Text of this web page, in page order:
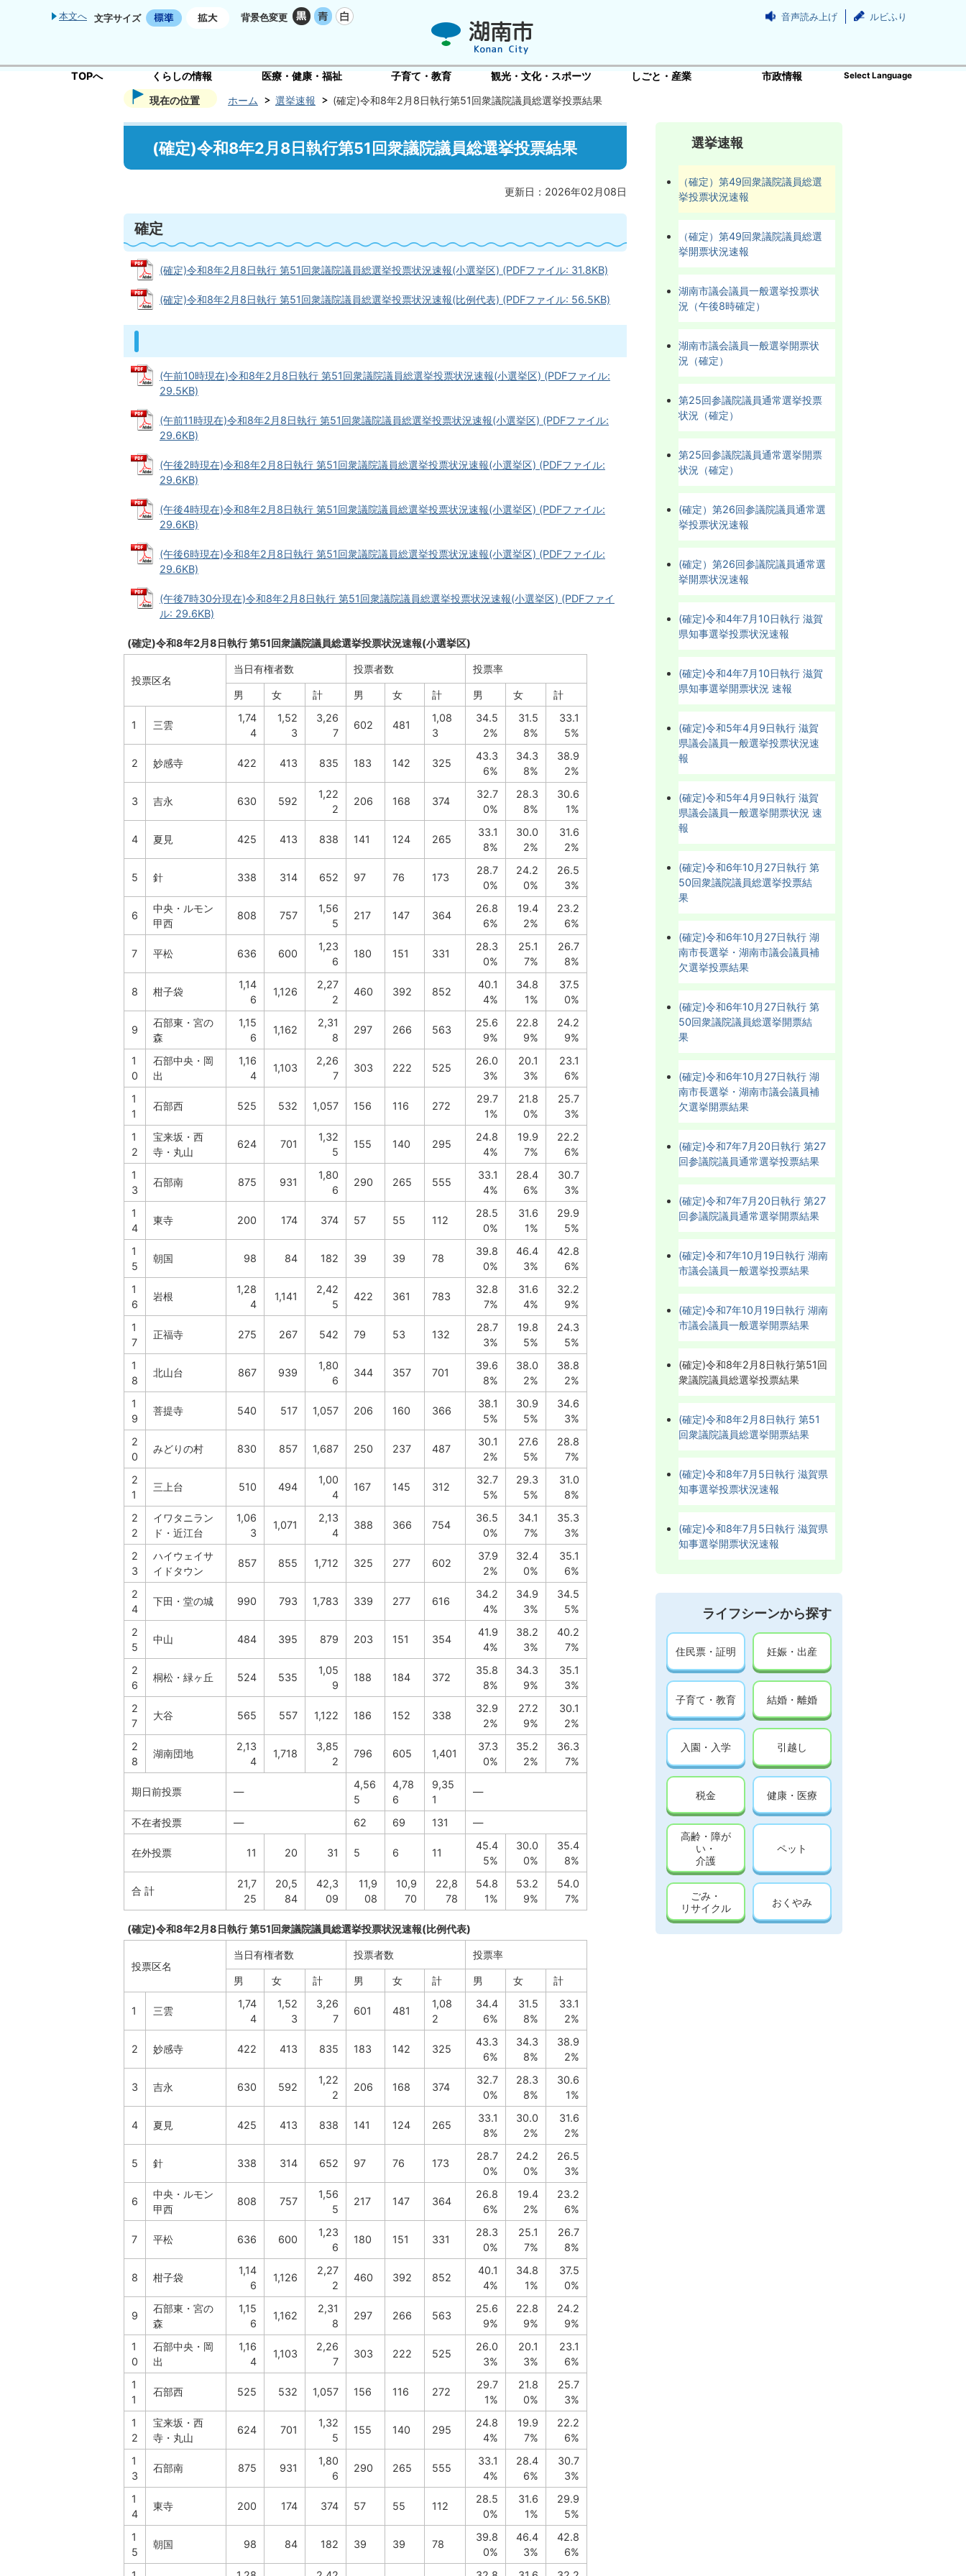
本文へ 文字サイズ 背景色変更 音声読み上げ ルビふり
TOPへ くらしの情報 医療・健康・福祉 子育て・教育 観光・文化・スポーツ しごと・産業 市政情報 Select Language
現在の位置 ホーム 選挙速報 (確定)令和8年2月8日執行第51回衆議院議員総選挙投票結果
(確定)令和8年2月8日執行第51回衆議院議員総選挙投票結果
更新日：2026年02月08日
確定
(確定)令和8年2月8日執行 第51回衆議院議員総選挙投票状況速報(小選挙区) (PDFファイル: 31.8KB)
(確定)令和8年2月8日執行 第51回衆議院議員総選挙投票状況速報(比例代表) (PDFファイル: 56.5KB)
(午前10時現在)令和8年2月8日執行 第51回衆議院議員総選挙投票状況速報(小選挙区) (PDFファイル:
29.5KB)
(午前11時現在)令和8年2月8日執行 第51回衆議院議員総選挙投票状況速報(小選挙区) (PDFファイル:
29.6KB)
(午後2時現在)令和8年2月8日執行 第51回衆議院議員総選挙投票状況速報(小選挙区) (PDFファイル:
29.6KB)
(午後4時現在)令和8年2月8日執行 第51回衆議院議員総選挙投票状況速報(小選挙区) (PDFファイル:
29.6KB)
(午後6時現在)令和8年2月8日執行 第51回衆議院議員総選挙投票状況速報(小選挙区) (PDFファイル:
29.6KB)
(午後7時30分現在)令和8年2月8日執行 第51回衆議院議員総選挙投票状況速報(小選挙区) (PDFファイ
ル: 29.6KB)
(確定)令和8年2月8日執行 第51回衆議院議員総選挙投票状況速報(小選挙区)
投票区名
当日有権者数 投票者数 投票率
男 女 計 男 女 計 男 女 計
1 三雲
1,74
4
1,52
3
3,26
7
602 481
1,08
3
34.5
2%
31.5
8%
33.1
5%
2 妙感寺 422 413 835 183 142 325
43.3
6%
34.3
8%
38.9
2%
3 吉永 630 592
1,22
2
206 168 374
32.7
0%
28.3
8%
30.6
1%
4 夏見 425 413 838 141 124 265
33.1
8%
30.0
2%
31.6
2%
5 針 338 314 652 97 76 173
28.7
0%
24.2
0%
26.5
3%
6
中央・ルモン
甲西
808 757
1,56
5
217 147 364
26.8
6%
19.4
2%
23.2
6%
7 平松 636 600
1,23
6
180 151 331
28.3
0%
25.1
7%
26.7
8%
8 柑子袋
1,14
6
1,126
2,27
2
460 392 852
40.1
4%
34.8
1%
37.5
0%
9
石部東・宮の
森
1,15
6
1,162
2,31
8
297 266 563
25.6
9%
22.8
9%
24.2
9%
1
0
石部中央・岡
出
1,16
4
1,103
2,26
7
303 222 525
26.0
3%
20.1
3%
23.1
6%
1
1
石部西 525 532 1,057 156 116 272
29.7
1%
21.8
0%
25.7
3%
1
2
宝来坂・西
寺・丸山
624 701
1,32
5
155 140 295
24.8
4%
19.9
7%
22.2
6%
1
3
石部南 875 931
1,80
6
290 265 555
33.1
4%
28.4
6%
30.7
3%
1
4
東寺 200 174 374 57 55 112
28.5
0%
31.6
1%
29.9
5%
1
5
朝国 98 84 182 39 39 78
39.8
0%
46.4
3%
42.8
6%
1
6
岩根
1,28
4
1,141
2,42
5
422 361 783
32.8
7%
31.6
4%
32.2
9%
1
7
正福寺 275 267 542 79 53 132
28.7
3%
19.8
5%
24.3
5%
1
8
北山台 867 939
1,80
6
344 357 701
39.6
8%
38.0
2%
38.8
2%
1
9
菩提寺 540 517 1,057 206 160 366
38.1
5%
30.9
5%
34.6
3%
2
0
みどりの村 830 857 1,687 250 237 487
30.1
2%
27.6
5%
28.8
7%
2
1
三上台 510 494
1,00
4
167 145 312
32.7
5%
29.3
5%
31.0
8%
2
2
イワタニラン
ド・近江台
1,06
3
1,071
2,13
4
388 366 754
36.5
0%
34.1
7%
35.3
3%
2
3
ハイウェイサ
イドタウン
857 855 1,712 325 277 602
37.9
2%
32.4
0%
35.1
6%
2
4
下田・堂の城 990 793 1,783 339 277 616
34.2
4%
34.9
3%
34.5
5%
2
5
中山 484 395 879 203 151 354
41.9
4%
38.2
3%
40.2
7%
2
6
桐松・緑ヶ丘 524 535
1,05
9
188 184 372
35.8
8%
34.3
9%
35.1
3%
2
7
大谷 565 557 1,122 186 152 338
32.9
2%
27.2
9%
30.1
2%
2
8
湖南団地
2,13
4
1,718
3,85
2
796 605 1,401
37.3
0%
35.2
2%
36.3
7%
期日前投票 ―
4,56
5
4,78
6
9,35
1
―
不在者投票 ― 62 69 131 ―
在外投票 11 20 31 5 6 11
45.4
5%
30.0
0%
35.4
8%
合 計
21,7
25
20,5
84
42,3
09
11,9
08
10,9
70
22,8
78
54.8
1%
53.2
9%
54.0
7%
(確定)令和8年2月8日執行 第51回衆議院議員総選挙投票状況速報(比例代表)
投票区名
当日有権者数 投票者数 投票率
男 女 計 男 女 計 男 女 計
1 三雲
1,74
4
1,52
3
3,26
7
601 481
1,08
2
34.4
6%
31.5
8%
33.1
2%
2 妙感寺 422 413 835 183 142 325
43.3
6%
34.3
8%
38.9
2%
3 吉永 630 592
1,22
2
206 168 374
32.7
0%
28.3
8%
30.6
1%
4 夏見 425 413 838 141 124 265
33.1
8%
30.0
2%
31.6
2%
5 針 338 314 652 97 76 173
28.7
0%
24.2
0%
26.5
3%
6
中央・ルモン
甲西
808 757
1,56
5
217 147 364
26.8
6%
19.4
2%
23.2
6%
7 平松 636 600
1,23
6
180 151 331
28.3
0%
25.1
7%
26.7
8%
8 柑子袋
1,14
6
1,126
2,27
2
460 392 852
40.1
4%
34.8
1%
37.5
0%
9
石部東・宮の
森
1,15
6
1,162
2,31
8
297 266 563
25.6
9%
22.8
9%
24.2
9%
1
0
石部中央・岡
出
1,16
4
1,103
2,26
7
303 222 525
26.0
3%
20.1
3%
23.1
6%
1
1
石部西 525 532 1,057 156 116 272
29.7
1%
21.8
0%
25.7
3%
1
2
宝来坂・西
寺・丸山
624 701
1,32
5
155 140 295
24.8
4%
19.9
7%
22.2
6%
1
3
石部南 875 931
1,80
6
290 265 555
33.1
4%
28.4
6%
30.7
3%
1
4
東寺 200 174 374 57 55 112
28.5
0%
31.6
1%
29.9
5%
1
5
朝国 98 84 182 39 39 78
39.8
0%
46.4
3%
42.8
6%
選挙速報
（確定）第49回衆議院議員総選
挙投票状況速報
（確定）第49回衆議院議員総選
挙開票状況速報
湖南市議会議員一般選挙投票状
況（午後8時確定）
湖南市議会議員一般選挙開票状
況（確定）
第25回参議院議員通常選挙投票
状況（確定）
第25回参議院議員通常選挙開票
状況（確定）
(確定）第26回参議院議員通常選
挙投票状況速報
(確定）第26回参議院議員通常選
挙開票状況速報
(確定)令和4年7月10日執行 滋賀
県知事選挙投票状況速報
(確定)令和4年7月10日執行 滋賀
県知事選挙開票状況 速報
(確定)令和5年4月9日執行 滋賀
県議会議員一般選挙投票状況速
報
(確定)令和5年4月9日執行 滋賀
県議会議員一般選挙開票状況 速
報
(確定)令和6年10月27日執行 第
50回衆議院議員総選挙投票結
果
(確定)令和6年10月27日執行 湖
南市長選挙・湖南市議会議員補
欠選挙投票結果
(確定)令和6年10月27日執行 第
50回衆議院議員総選挙開票結
果
(確定)令和6年10月27日執行 湖
南市長選挙・湖南市議会議員補
欠選挙開票結果
(確定)令和7年7月20日執行 第27
回参議院議員通常選挙投票結果
(確定)令和7年7月20日執行 第27
回参議院議員通常選挙開票結果
(確定)令和7年10月19日執行 湖南
市議会議員一般選挙投票結果
(確定)令和7年10月19日執行 湖南
市議会議員一般選挙開票結果
(確定)令和8年2月8日執行第51回
衆議院議員総選挙投票結果
(確定)令和8年2月8日執行 第51
回衆議院議員総選挙開票結果
(確定)令和8年7月5日執行 滋賀県
知事選挙投票状況速報
(確定)令和8年7月5日執行 滋賀県
知事選挙開票状況速報
ライフシーンから探す
住民票・証明 妊娠・出産
子育て・教育 結婚・離婚
入園・入学 引越し
税金 健康・医療
高齢・障が
い・
介護
ペット
ごみ・
リサイクル
おくやみ